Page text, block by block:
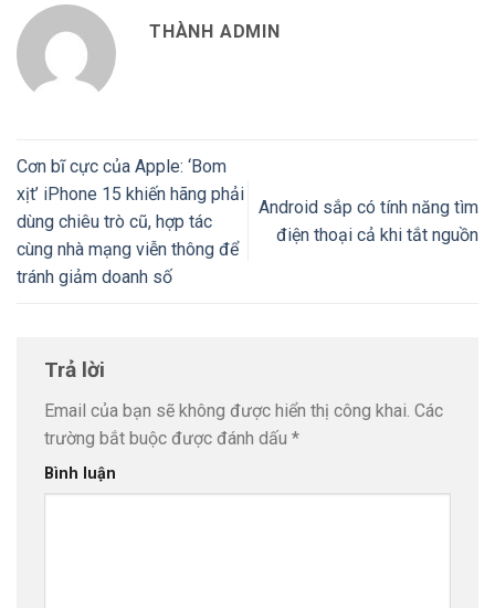
THÀNH ADMIN
Cơn bĩ cực của Apple: ‘Bom
xịt’ iPhone 15 khiến hãng phải
dùng chiêu trò cũ, hợp tác
cùng nhà mạng viễn thông để
tránh giảm doanh số
Android sắp có tính năng tìm
điện thoại cả khi tắt nguồn
Trả lời
Email của bạn sẽ không được hiển thị công khai. Các
trường bắt buộc được đánh dấu *
Bình luận